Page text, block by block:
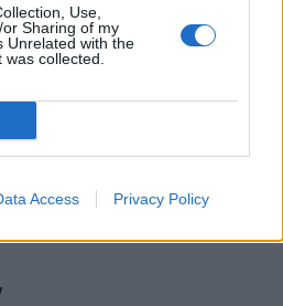
Use,
Sharing of my
Unrelated with the
collected.
Access Privacy Policy
Χατζηιωάννου
26|18:31
Σε λειτουργία η
myBusinessSupport
ειδικό πρόγραμμα στήριξης
26|18:07